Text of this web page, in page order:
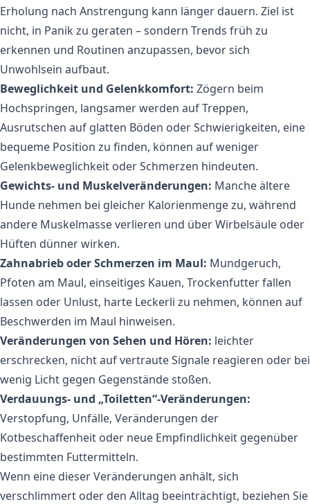
Erholung nach Anstrengung kann länger dauern. Ziel ist
nicht, in Panik zu geraten – sondern Trends früh zu
erkennen und Routinen anzupassen, bevor sich
Unwohlsein aufbaut.
Beweglichkeit und Gelenkkomfort: Zögern beim
Hochspringen, langsamer werden auf Treppen,
Ausrutschen auf glatten Böden oder Schwierigkeiten, eine
bequeme Position zu finden, können auf weniger
Gelenkbeweglichkeit oder Schmerzen hindeuten.
Gewichts- und Muskelveränderungen: Manche ältere
Hunde nehmen bei gleicher Kalorienmenge zu, während
andere Muskelmasse verlieren und über Wirbelsäule oder
Hüften dünner wirken.
Zahnabrieb oder Schmerzen im Maul: Mundgeruch,
Pfoten am Maul, einseitiges Kauen, Trockenfutter fallen
lassen oder Unlust, harte Leckerli zu nehmen, können auf
Beschwerden im Maul hinweisen.
Veränderungen von Sehen und Hören: leichter
erschrecken, nicht auf vertraute Signale reagieren oder bei
wenig Licht gegen Gegenstände stoßen.
Verdauungs- und „Toiletten“-Veränderungen:
Verstopfung, Unfälle, Veränderungen der
Kotbeschaffenheit oder neue Empfindlichkeit gegenüber
bestimmten Futtermitteln.
Wenn eine dieser Veränderungen anhält, sich
verschlimmert oder den Alltag beeinträchtigt, beziehen Sie